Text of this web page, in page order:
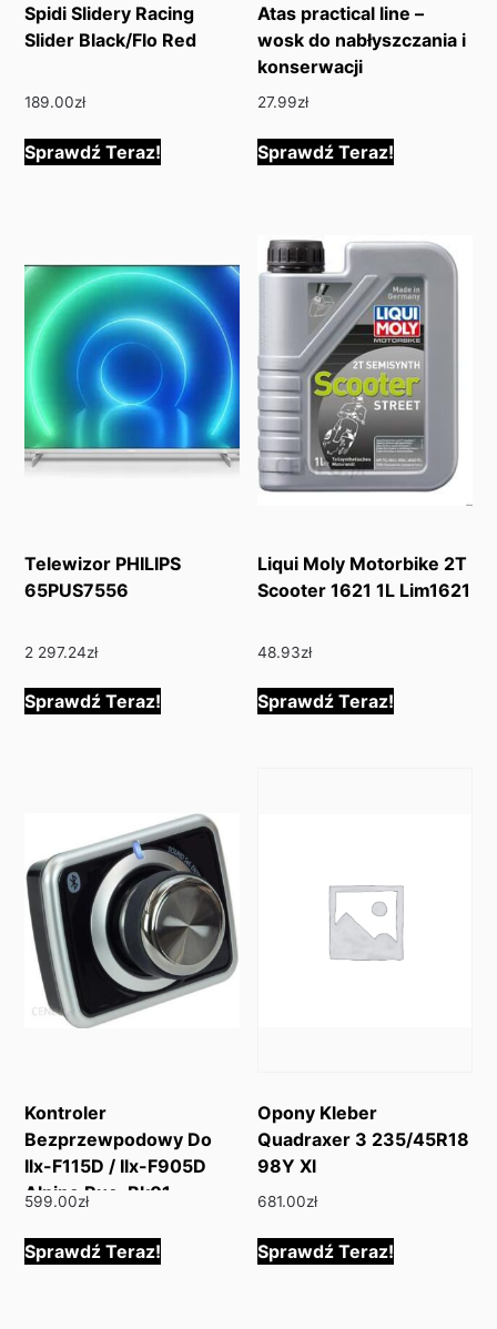
Spidi Slidery Racing
Slider Black/Flo Red
189.00zł
Sprawdź Teraz!
Atas practical line –
wosk do nabłyszczania i
konserwacji
27.99zł
Sprawdź Teraz!
Telewizor PHILIPS
65PUS7556
2 297.24zł
Sprawdź Teraz!
Liqui Moly Motorbike 2T
Scooter 1621 1L Lim1621
48.93zł
Sprawdź Teraz!
Kontroler
Bezprzewpodowy Do
Ilx-F115D / Ilx-F905D
Alpine Rue-Bk01
599.00zł
Sprawdź Teraz!
Opony Kleber
Quadraxer 3 235/45R18
98Y Xl
681.00zł
Sprawdź Teraz!